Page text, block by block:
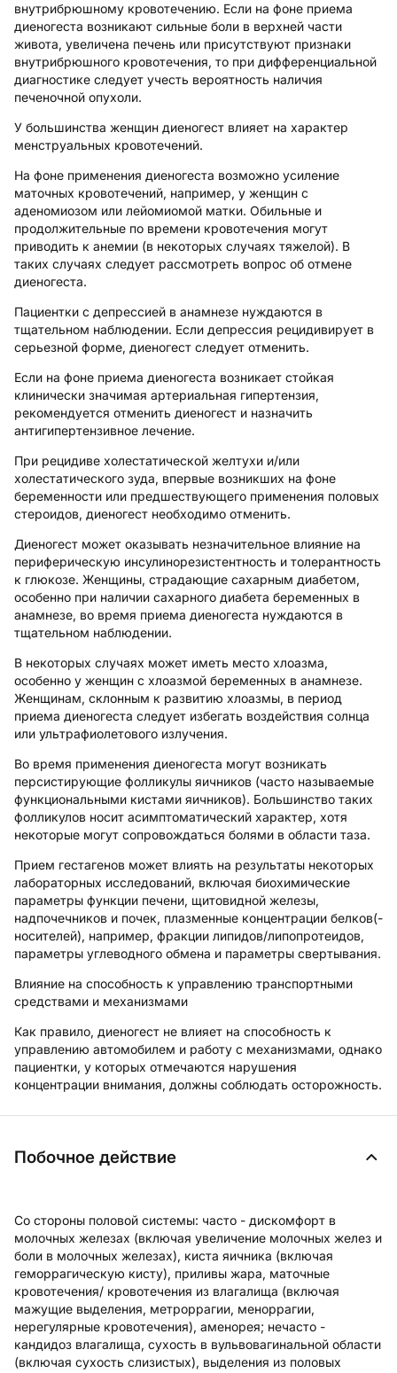
внутрибрюшному кровотечению. Если на фоне приема
диеногеста возникают сильные боли в верхней части
живота, увеличена печень или присутствуют признаки
внутрибрюшного кровотечения, то при дифференциальной
диагностике следует учесть вероятность наличия
печеночной опухоли.
У большинства женщин диеногест влияет на характер
менструальных кровотечений.
На фоне применения диеногеста возможно усиление
маточных кровотечений, например, у женщин с
аденомиозом или лейомиомой матки. Обильные и
продолжительные по времени кровотечения могут
приводить к анемии (в некоторых случаях тяжелой). В
таких случаях следует рассмотреть вопрос об отмене
диеногеста.
Пациентки с депрессией в анамнезе нуждаются в
тщательном наблюдении. Если депрессия рецидивирует в
серьезной форме, диеногест следует отменить.
Если на фоне приема диеногеста возникает стойкая
клинически значимая артериальная гипертензия,
рекомендуется отменить диеногест и назначить
антигипертензивное лечение.
При рецидиве холестатической желтухи и/или
холестатического зуда, впервые возникших на фоне
беременности или предшествующего применения половых
стероидов, диеногест необходимо отменить.
Диеногест может оказывать незначительное влияние на
периферическую инсулинорезистентность и толерантность
к глюкозе. Женщины, страдающие сахарным диабетом,
особенно при наличии сахарного диабета беременных в
анамнезе, во время приема диеногеста нуждаются в
тщательном наблюдении.
В некоторых случаях может иметь место хлоазма,
особенно у женщин с хлоазмой беременных в анамнезе.
Женщинам, склонным к развитию хлоазмы, в период
приема диеногеста следует избегать воздействия солнца
или ультрафиолетового излучения.
Во время применения диеногеста могут возникать
персистирующие фолликулы яичников (часто называемые
функциональными кистами яичников). Большинство таких
фолликулов носит асимптоматический характер, хотя
некоторые могут сопровождаться болями в области таза.
Прием гестагенов может влиять на результаты некоторых
лабораторных исследований, включая биохимические
параметры функции печени, щитовидной железы,
надпочечников и почек, плазменные концентрации белков(-
носителей), например, фракции липидов/липопротеидов,
параметры углеводного обмена и параметры свертывания.
Влияние на способность к управлению транспортными
средствами и механизмами
Как правило, диеногест не влияет на способность к
управлению автомобилем и работу с механизмами, однако
пациентки, у которых отмечаются нарушения
концентрации внимания, должны соблюдать осторожность.
Побочное действие
Со стороны половой системы: часто - дискомфорт в
молочных железах (включая увеличение молочных желез и
боли в молочных железах), киста яичника (включая
геморрагическую кисту), приливы жара, маточные
кровотечения/ кровотечения из влагалища (включая
мажущие выделения, метроррагии, меноррагии,
нерегулярные кровотечения), аменорея; нечасто -
кандидоз влагалища, сухость в вульвовагинальной области
(включая сухость слизистых), выделения из половых